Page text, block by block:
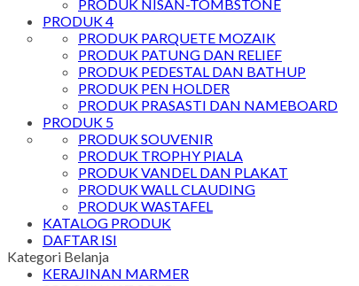
PRODUK NISAN-TOMBSTONE
PRODUK 4
PRODUK PARQUETE MOZAIK
PRODUK PATUNG DAN RELIEF
PRODUK PEDESTAL DAN BATHUP
PRODUK PEN HOLDER
PRODUK PRASASTI DAN NAMEBOARD
PRODUK 5
PRODUK SOUVENIR
PRODUK TROPHY PIALA
PRODUK VANDEL DAN PLAKAT
PRODUK WALL CLAUDING
PRODUK WASTAFEL
KATALOG PRODUK
DAFTAR ISI
Kategori Belanja
KERAJINAN MARMER